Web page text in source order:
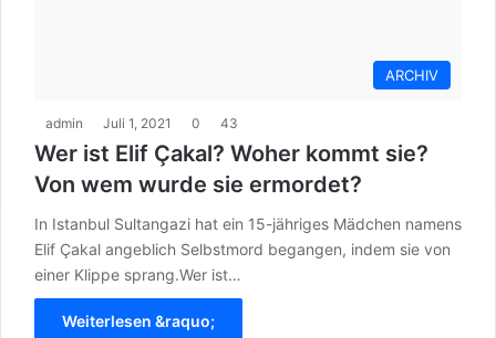
ARCHIV
admin Juli 1, 2021 0 43
Wer ist Elif Çakal? Woher kommt sie?
Von wem wurde sie ermordet?
In Istanbul Sultangazi hat ein 15-jähriges Mädchen namens
Elif Çakal angeblich Selbstmord begangen, indem sie von
einer Klippe sprang.Wer ist…
Weiterlesen &raquo;